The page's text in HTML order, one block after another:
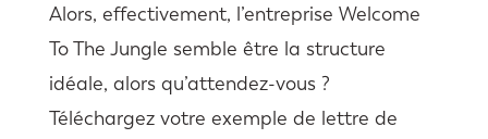
Alors, effectivement, l’entreprise Welcome
To The Jungle semble être la structure
idéale, alors qu’attendez-vous ?
Téléchargez votre exemple de lettre de